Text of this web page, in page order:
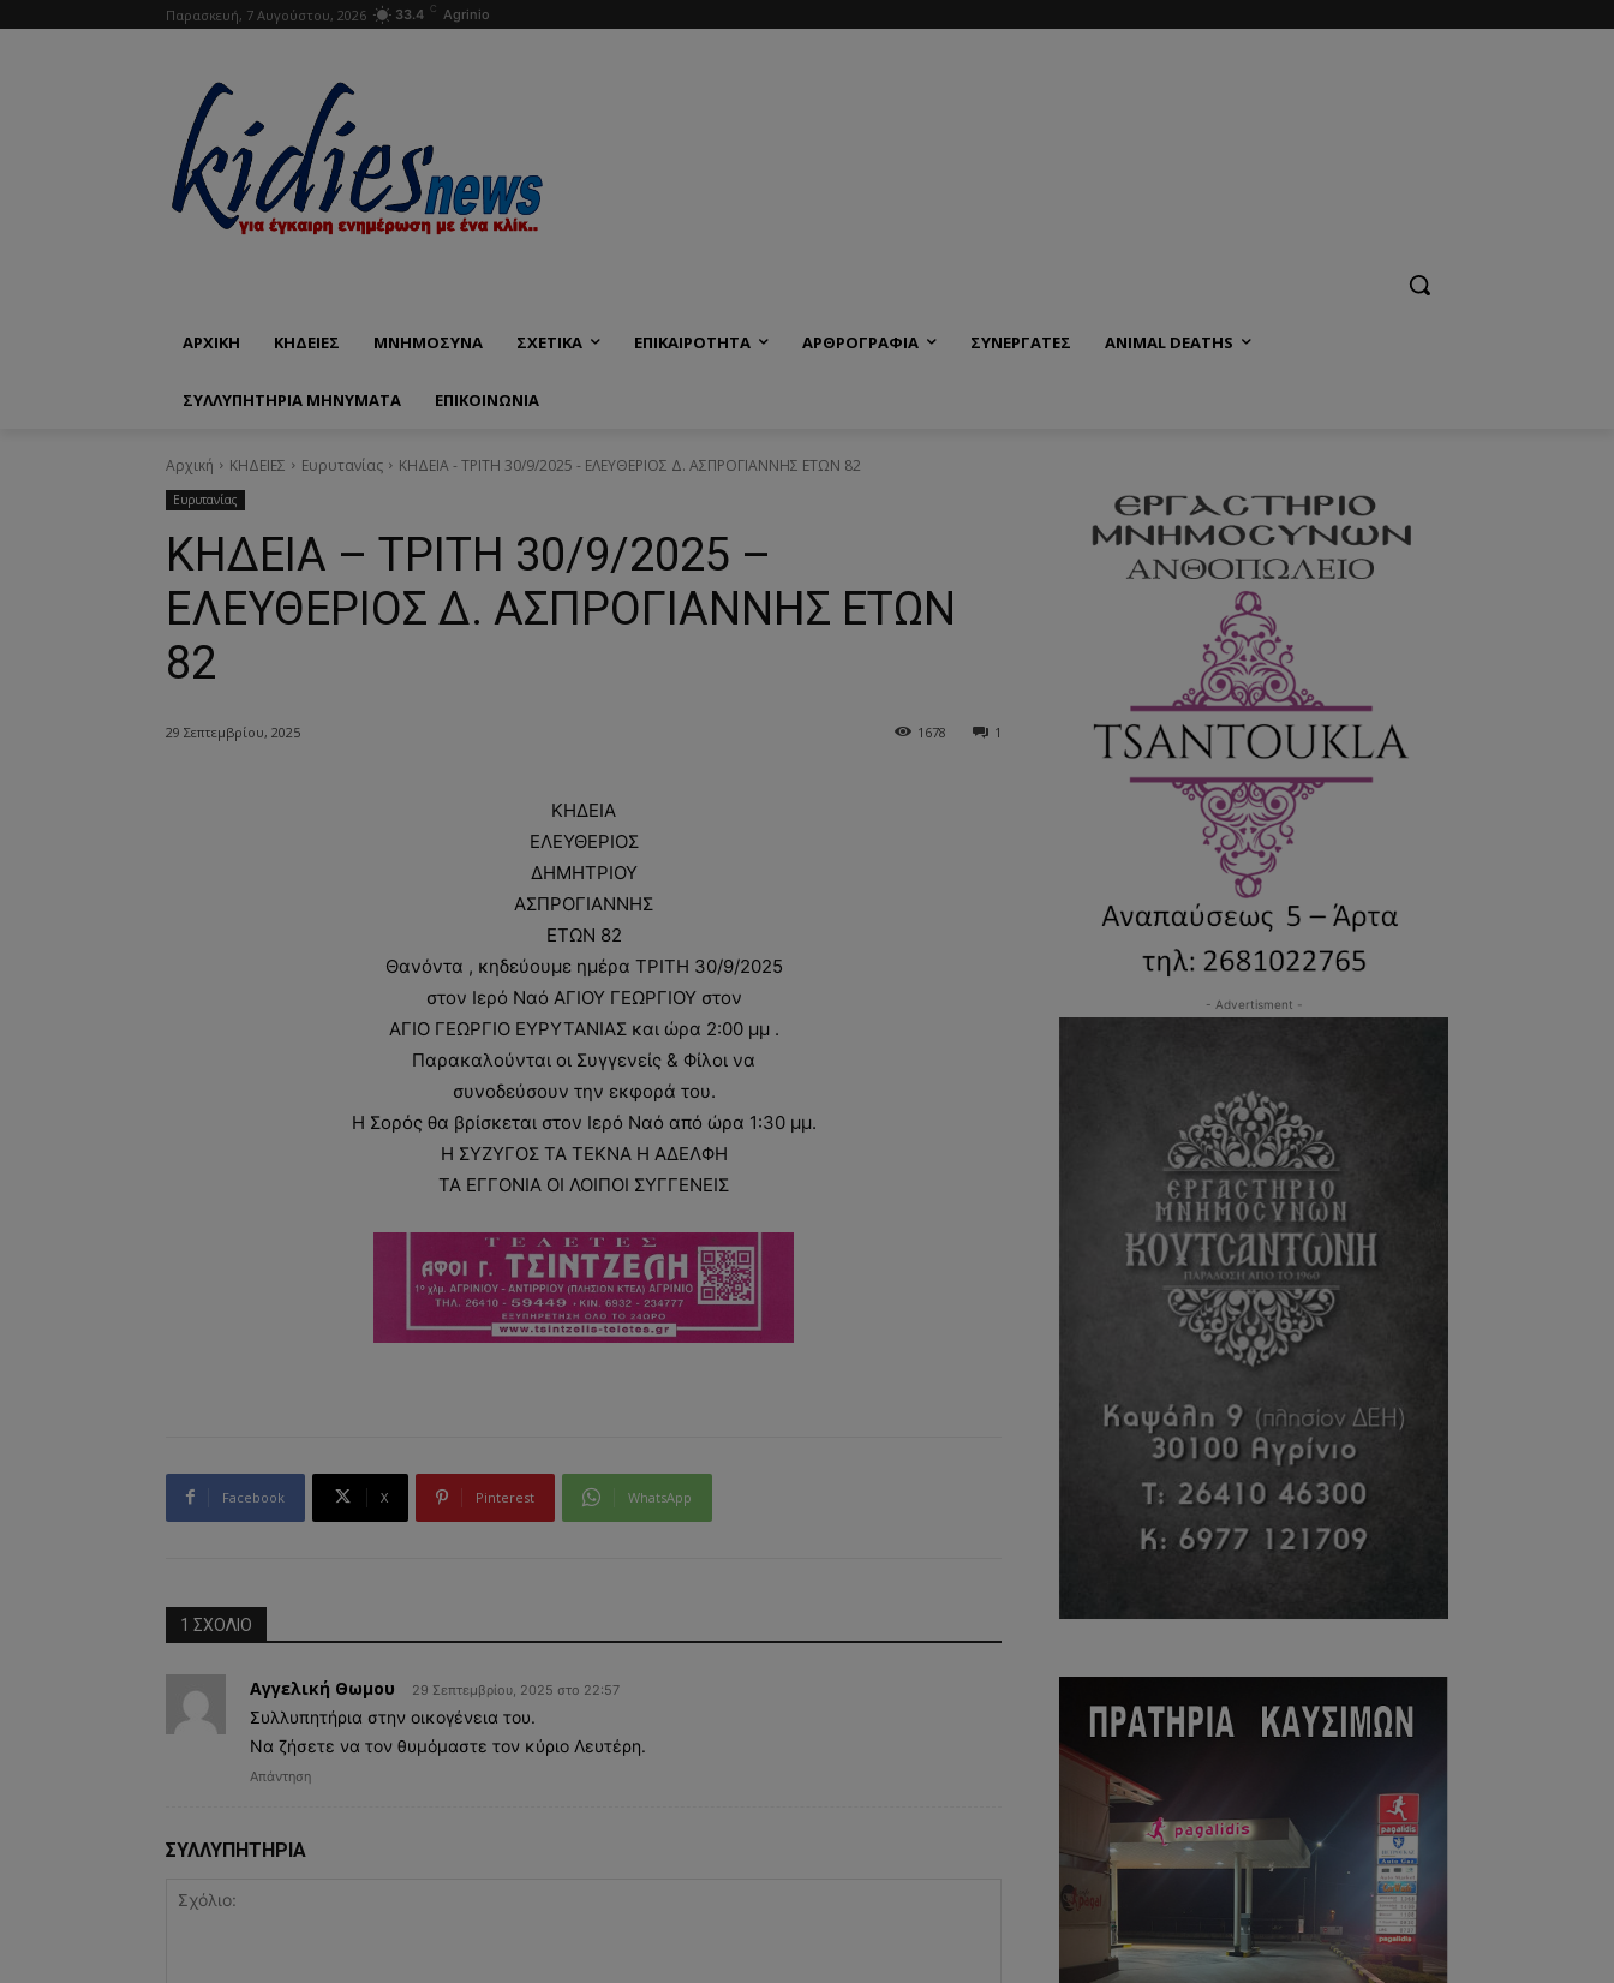
Παρασκευή, 7 Αυγούστου, 2026 33.4 C Agrinio
ΑΡΧΙΚΗ ΚΗΔΕΙΕΣ ΜΝΗΜΟΣΥΝΑ ΣΧΕΤΙΚΑ ΕΠΙΚΑΙΡΟΤΗΤΑ ΑΡΘΡΟΓΡΑΦΙΑ ΣΥΝΕΡΓΑΤΕΣ ANIMAL DEATHS
ΣΥΛΛΥΠΗΤΗΡΙΑ ΜΗΝΥΜΑΤΑ ΕΠΙΚΟΙΝΩΝΊΑ
Αρχική ΚΗΔΕΙΕΣ Ευρυτανίας ΚΗΔΕΙΑ - ΤΡΙΤΗ 30/9/2025 - ΕΛΕΥΘΕΡΙΟΣ Δ. ΑΣΠΡΟΓΙΑΝΝΗΣ ΕΤΩΝ 82
Ευρυτανίας
ΚΗΔΕΙΑ – ΤΡΙΤΗ 30/9/2025 –
ΕΛΕΥΘΕΡΙΟΣ Δ. ΑΣΠΡΟΓΙΑΝΝΗΣ ΕΤΩΝ
82
29 Σεπτεμβρίου, 2025 1
1678
ΚΗΔΕΙΑ
ΕΛΕΥΘΕΡΙΟΣ
ΔΗΜΗΤΡΙΟΥ
ΑΣΠΡΟΓΙΑΝΝΗΣ
ΕΤΩΝ 82
Θανόντα , κηδεύουμε ημέρα ΤΡΙΤΗ 30/9/2025
στον Ιερό Ναό ΑΓΙΟΥ ΓΕΩΡΓΙΟΥ στον
ΑΓΙΟ ΓΕΩΡΓΙΟ ΕΥΡΥΤΑΝΙΑΣ και ώρα 2:00 μμ .
Παρακαλούνται οι Συγγενείς & Φίλοι να
συνοδεύσουν την εκφορά του.
Η Σορός θα βρίσκεται στον Ιερό Ναό από ώρα 1:30 μμ.
Η ΣΥΖΥΓΟΣ ΤΑ ΤΕΚΝΑ Η ΑΔΕΛΦΗ
ΤΑ ΕΓΓΟΝΙΑ ΟΙ ΛΟΙΠΟΙ ΣΥΓΓΕΝΕΙΣ
Facebook X Pinterest WhatsApp
1 ΣΧΟΛΙΟ
Αγγελική Θωμου 29 Σεπτεμβρίου, 2025 στο 22:57
Συλλυπητήρια στην οικογένεια του.
Να ζήσετε να τον θυμόμαστε τον κύριο Λευτέρη.
Απάντηση
ΣΥΛΛΥΠΗΤΗΡΙΑ
- Advertisment -